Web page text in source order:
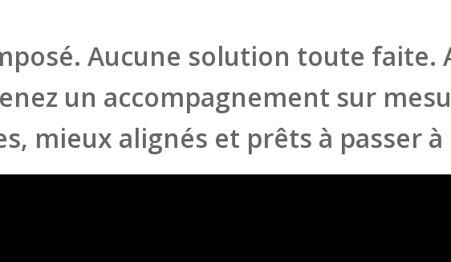
Aucune solution toute faite.
un accompagnement sur
mieux alignés et prêts à passer à